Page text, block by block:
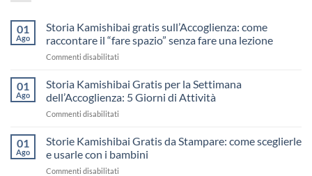
01
Ago
Storia Kamishibai gratis sull’Accoglienza: come
raccontare il “fare spazio” senza fare una lezione
Commenti disabilitati
Kamishibai
gratis
sull’Accoglienza:
il
“fare
01
Ago
Storia Kamishibai Gratis per la Settimana
dell’Accoglienza: 5 Giorni di Attività
Commenti disabilitati
Kamishibai
Gratis
per
01
Ago
Storie Kamishibai Gratis da Stampare: come sceglierle
e usarle con i bambini
Commenti disabilitati